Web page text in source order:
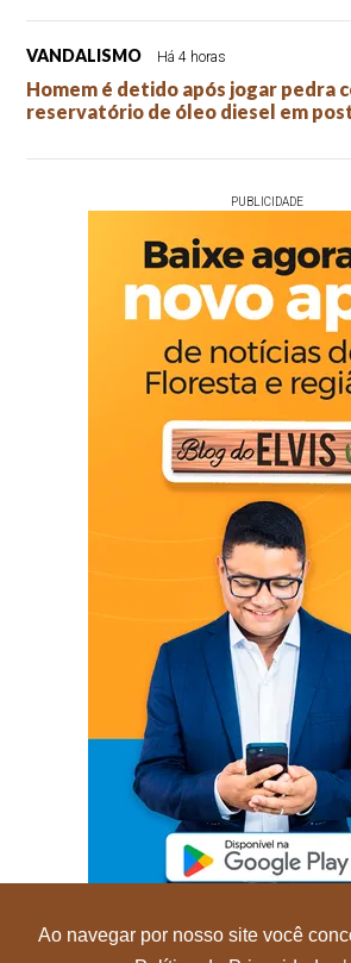
Ao navegar por nosso site você
VANDALISMO Há 4 horas
Homem é detido após jogar pedra
reservatório de óleo diesel em
PUBLICIDADE